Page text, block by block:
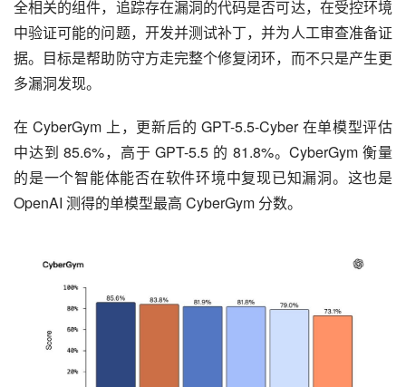
全相关的组件，追踪存在漏洞的代码是否可达，在受控环境
中验证可能的问题，开发并测试补丁，并为人工审查准备证
据。目标是帮助防守方走完整个修复闭环，而不只是产生更
多漏洞发现。
在 CyberGym 上，更新后的 GPT-5.5-Cyber 在单模型评估
中达到 85.6%，高于 GPT-5.5 的 81.8%。CyberGym 衡量
的是一个智能体能否在软件环境中复现已知漏洞。这也是
OpenAI 测得的单模型最高 CyberGym 分数。